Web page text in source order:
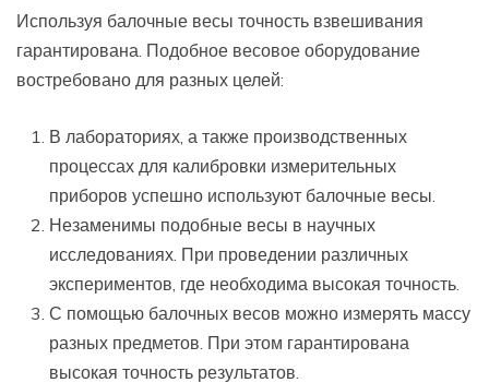
Используя балочные весы точность взвешивания
гарантирована. Подобное весовое оборудование
востребовано для разных целей:
В лабораториях, а также производственных
процессах для калибровки измерительных
приборов успешно используют балочные весы.
Незаменимы подобные весы в научных
исследованиях. При проведении различных
экспериментов, где необходима высокая точность.
С помощью балочных весов можно измерять массу
разных предметов. При этом гарантирована
высокая точность результатов.